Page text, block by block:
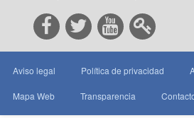
Aviso legal Política de privacidad
Mapa Web Transparencia